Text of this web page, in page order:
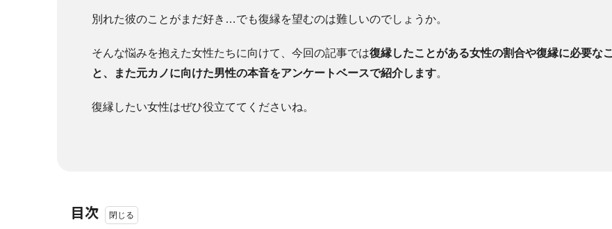
別れた彼のことがまだ好き…でも復縁を望むのは難しいのでしょうか。
そんな悩みを抱えた女性たちに向けて、今回の記事では復縁したことがある女性の割合や復縁に必要なこ
と、また元カノに向けた男性の本音をアンケートベースで紹介します。
復縁したい女性はぜひ役立ててくださいね。
目次